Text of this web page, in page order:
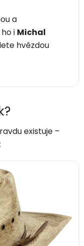
a
i Michal
hvězdou
existuje –